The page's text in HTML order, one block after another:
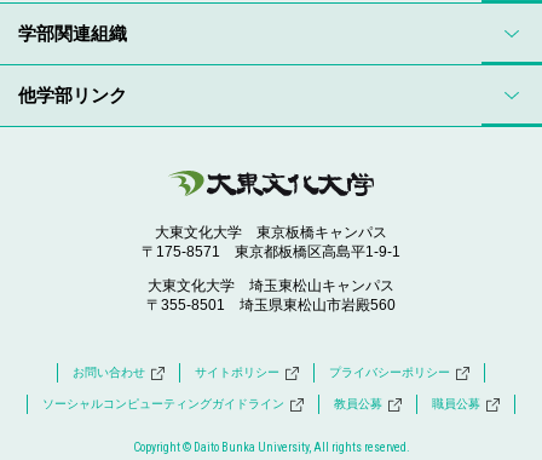
学部関連組織
他学部リンク
大東文化大学 東京板橋キャンパス
〒175-8571 東京都板橋区高島平1-9-1
大東文化大学 埼玉東松山キャンパス
〒355-8501 埼玉県東松山市岩殿560
お問い合わせ サイトポリシー プライバシーポリシー
ソーシャルコンピューティングガイドライン 教員公募 職員公募
Copyright © Daito Bunka University, All rights reserved.